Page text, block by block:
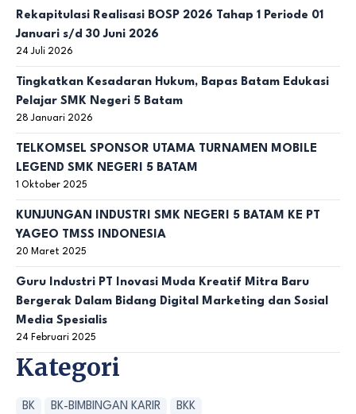
Rekapitulasi Realisasi BOSP 2026 Tahap 1 Periode 01
Januari s/d 30 Juni 2026
24 Juli 2026
Tingkatkan Kesadaran Hukum, Bapas Batam Edukasi
Pelajar SMK Negeri 5 Batam
28 Januari 2026
TELKOMSEL SPONSOR UTAMA TURNAMEN MOBILE
LEGEND SMK NEGERI 5 BATAM
1 Oktober 2025
KUNJUNGAN INDUSTRI SMK NEGERI 5 BATAM KE PT
YAGEO TMSS INDONESIA
20 Maret 2025
Guru Industri PT Inovasi Muda Kreatif Mitra Baru
Bergerak Dalam Bidang Digital Marketing dan Sosial
Media Spesialis
24 Februari 2025
Kategori
BK BK-BIMBINGAN KARIR BKK